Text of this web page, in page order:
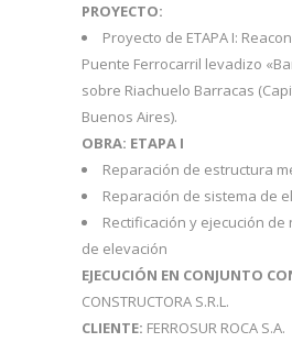
PROYECTO:
Proyecto de ETAPA I:
Puente Ferrocarril levadizo
sobre Riachuelo Barracas
Buenos Aires).
OBRA: ETAPA I
Reparación de estructura
Reparación de sistema de
Rectificación y ejecución
de elevación
EJECUCIÓN EN CONJUNTO
CONSTRUCTORA S.R.L.
CLIENTE: FERROSUR ROCA S.A.